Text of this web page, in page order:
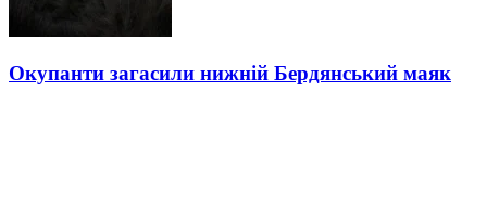
Окупанти загасили нижній Бердянський маяк